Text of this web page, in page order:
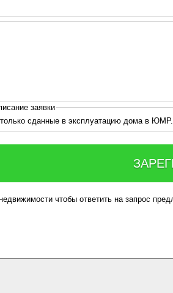
описание заявки
сданные в эксплуатацию дома в
чтобы ответить на запрос